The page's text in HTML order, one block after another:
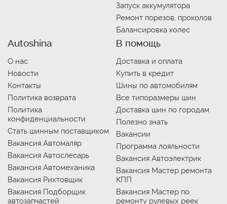
Запуск аккумулятора
Ремонт порезов, проколов
Балансировка колес
Autoshina
О нас
Новости
Контакты
Политика возврата
Политика
конфиденциальности
Стать шинным поставщиком
Вакансия Автомаляр
Вакансия Автослесарь
Вакансия Автомеханика
Вакансия Рихтовщик
Вакансия Подборщик
автозапчастей
В помощь
Доставка и оплата
Купить в кредит
Шины по автомобилям
Все типоразмеры шин
Доставка шин по городам
Полезно знать
Вакансии
Программа лояльности
Вакансия Автоэлектрик
Вакансия Мастер ремонта
КПП
Вакансия Мастер по
ремонту рулевых реек